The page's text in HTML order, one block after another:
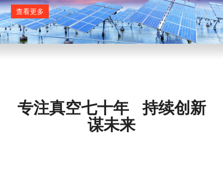
查看更多
专注真空七十年持续创新
谋未来